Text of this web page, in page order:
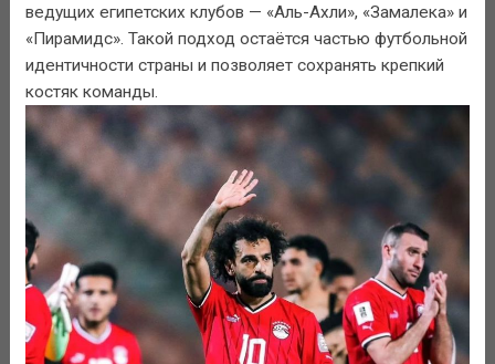
ведущих египетских клубов — «Аль-Ахли», «Замалека» и
«Пирамидс». Такой подход остаётся частью футбольной
идентичности страны и позволяет сохранять крепкий
костяк команды.